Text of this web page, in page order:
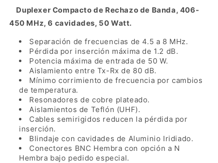
MHz,
6
cavidades,
Watt.
MHz,
6
cavidades,
Watt.
Duplexer Compacto de Rechazo de Banda, 406-
450 MHz, 6 cavidades, 50 Watt.
Separación de frecuencias de 4.5 a 8 MHz.
Pérdida por inserción máxima de 1.2 dB.
Potencia máxima de entrada de 50 W.
Aislamiento entre Tx-Rx de 80 dB.
Mínimo corrimiento de frecuencia por cambios
de temperatura.
Resonadores de cobre plateado.
Aislamientos de Teflón (UHF).
Cables semirigidos reducen la pérdida por
inserción.
Blindaje con cavidades de Aluminio Iridiado.
Conectores BNC Hembra con opción a N
Hembra bajo pedido especial.